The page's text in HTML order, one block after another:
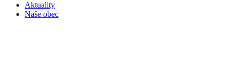
Aktuality
Naše obec